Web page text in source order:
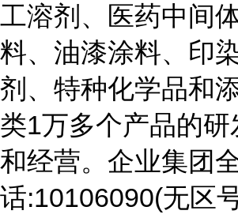
工溶剂、医药中间
料、油漆涂料、印
剂、特种化学品和
类1万多个产品的研
和经营。企业集团
话:10106090(无区